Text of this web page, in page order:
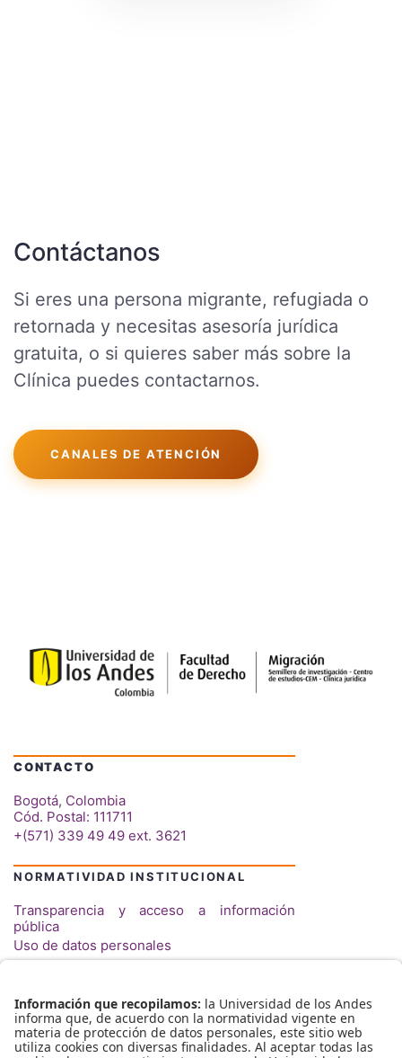
Contáctanos
Si eres una persona migrante, refugiada o
retornada y necesitas asesoría jurídica
gratuita, o si quieres saber más sobre la
Clínica puedes contactarnos.
CANALES DE ATENCIÓN
CONTACTO
Bogotá, Colombia
Cód. Postal: 111711
+(571) 339 49 49 ext. 3621
NORMATIVIDAD INSTITUCIONAL
Transparencia y acceso a información
pública
Uso de datos personales
Clínica Jurídica para Migrantes
Centro de Estudios en Migración (CEM)